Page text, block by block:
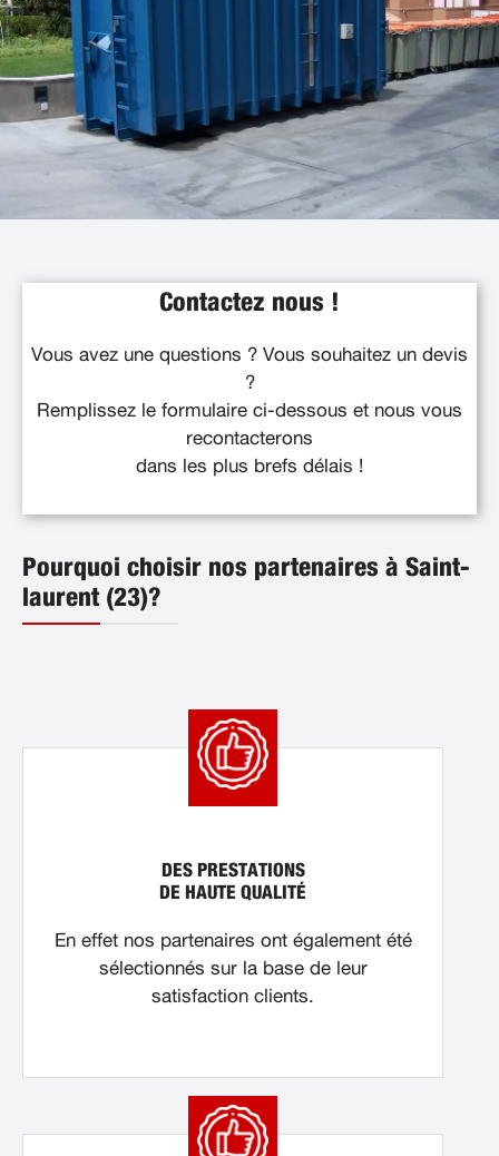
Contactez nous !
Vous avez une questions ? Vous souhaitez un devis
?
Remplissez le formulaire ci-dessous et nous vous
recontacterons
dans les plus brefs délais !
Pourquoi choisir nos partenaires à Saint-
laurent (23)?
DES PRESTATIONS
DE HAUTE QUALITÉ
En effet nos partenaires ont également été
sélectionnés sur la base de leur
satisfaction clients.